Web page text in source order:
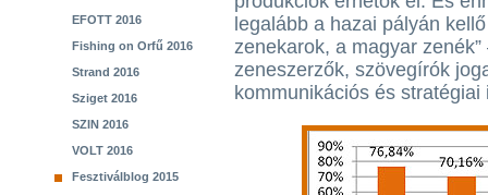
EFOTT 2016
Fishing on Orfű 2016
Strand 2016
Sziget 2016
SZIN 2016
VOLT 2016
Fesztiválblog 2015
legalább a hazai pályán
zenekarok, a magyar
zeneszerzők, szövegírók
kommunikációs és stratégiai